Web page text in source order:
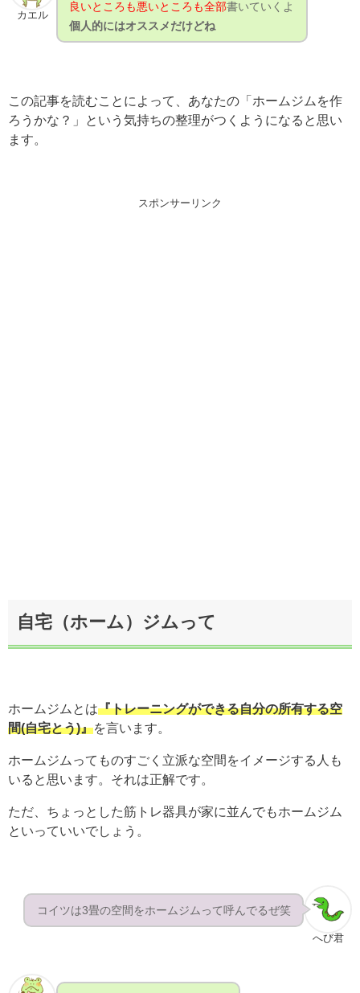
カエル
良いところも悪いところも全部書いていくよ
個人的にはオススメだけどね
この記事を読むことによって、あなたの「ホームジムを作
ろうかな？」という気持ちの整理がつくようになると思い
ます。
スポンサーリンク
自宅（ホーム）ジムって
ホームジムとは『トレーニングができる自分の所有する空
間(自宅とう)』を言います。
ホームジムってものすごく立派な空間をイメージする人も
いると思います。それは正解です。
ただ、ちょっとした筋トレ器具が家に並んでもホームジム
といっていいでしょう。
へび君
コイツは3畳の空間をホームジムって呼んでるぜ笑